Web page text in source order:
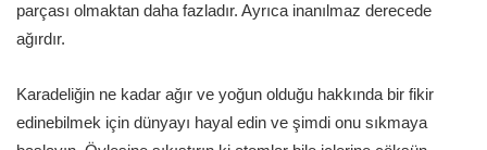
parçası olmaktan daha fazladır. Ayrıca inanılmaz derecede
ağırdır.
Karadeliğin ne kadar ağır ve yoğun olduğu hakkında bir fikir
edinebilmek için dünyayı hayal edin ve şimdi onu sıkmaya